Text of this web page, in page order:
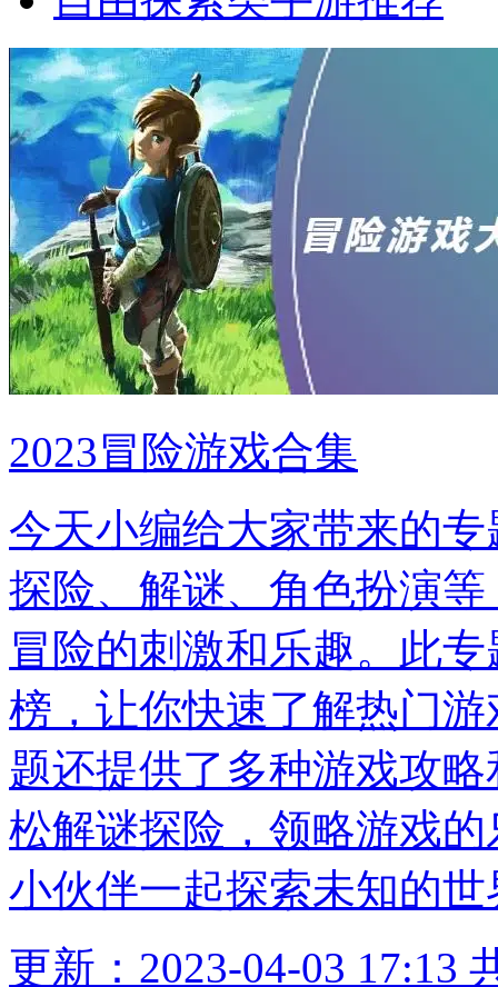
2023冒险游戏合集
今天小编给大家带来的
探险、解谜、角色扮演
冒险的刺激和乐趣。此
榜，让你快速了解热门
题还提供了多种游戏攻
松解谜探险，领略游戏
小伙伴一起探索未知的世
更新：2023-04-03 17:13